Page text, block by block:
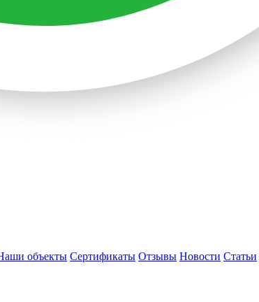
объекты Сертификаты Отзывы Новости Статьи